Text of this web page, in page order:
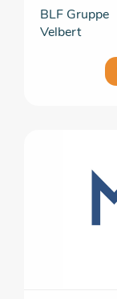
BLF Gruppe
Velbert